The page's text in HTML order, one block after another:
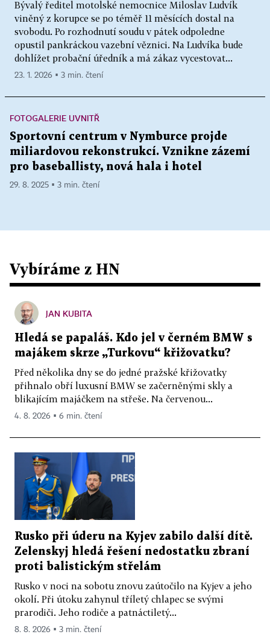
Bývalý ředitel motolské nemocnice Miloslav Ludvík
viněný z korupce se po téměř 11 měsících dostal na
svobodu. Po rozhodnutí soudu v pátek odpoledne
opustil pankráckou vazební věznici. Na Ludvíka bude
dohlížet probační úředník a má zákaz vycestovat...
23. 1. 2026 ▪ 3 min. čtení
FOTOGALERIE UVNITŘ
Sportovní centrum v Nymburce projde
miliardovou rekonstrukcí. Vznikne zázemí
pro baseballisty, nová hala i hotel
29. 8. 2025 ▪ 3 min. čtení
Vybíráme z HN
JAN KUBITA
Hledá se papaláš. Kdo jel v černém BMW s
majákem skrze „Turkovu“ křižovatku?
Před několika dny se do jedné pražské křižovatky
přihnalo obří luxusní BMW se začerněnými skly a
blikajícím majáčkem na střeše. Na červenou...
4. 8. 2026 ▪ 6 min. čtení
Rusko při úderu na Kyjev zabilo další dítě.
Zelenskyj hledá řešení nedostatku zbraní
proti balistickým střelám
Rusko v noci na sobotu znovu zaútočilo na Kyjev a jeho
okolí. Při útoku zahynul tříletý chlapec se svými
prarodiči. Jeho rodiče a patnáctiletý...
8. 8. 2026 ▪ 3 min. čtení